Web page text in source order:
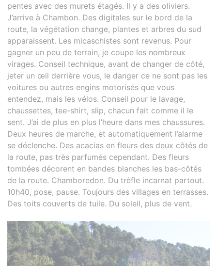
pentes avec des murets étagés. Il y a des oliviers.
J’arrive à Chambon. Des digitales sur le bord de la
route, la végétation change, plantes et arbres du sud
apparaissent. Les micaschistes sont revenus. Pour
gagner un peu de terrain, je coupe les nombreux
virages. Conseil technique, avant de changer de côté,
jeter un œil derrière vous, le danger ce ne sont pas les
voitures ou autres engins motorisés que vous
entendez, mais les vélos. Conseil pour le lavage,
chaussettes, tee-shirt, slip, chacun fait comme il le
sent. J’ai de plus en plus l’heure dans mes chaussures.
Deux heures de marche, et automatiquement l’alarme
se déclenche. Des acacias en fleurs des deux côtés de
la route, pas très parfumés cependant. Des fleurs
tombées décorent en bandes blanches les bas-côtés
de la route. Chamboredon. Du trèfle incarnat partout.
10h40, pose, pause. Toujours des villages en terrasses.
Des toits couverts de tuile. Du soleil, plus de vent.